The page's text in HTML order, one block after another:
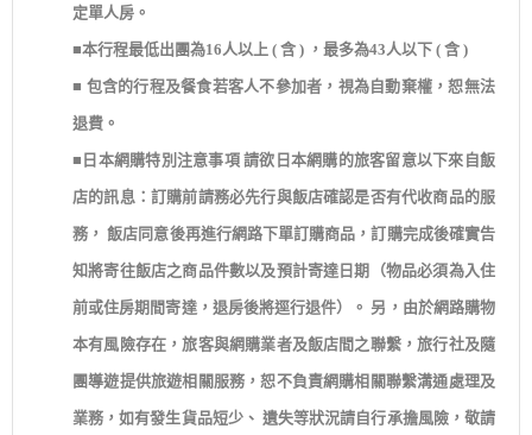
定單人房。
■本行程最低出團為16人以上 ( 含 ) ，最多為43人以下 ( 含 )
■ 包含的行程及餐食若客人不參加者，視為自動棄權，恕無法
退費。
■日本網購特別注意事項 請欲日本網購的旅客留意以下來自飯
店的訊息：訂購前請務必先行與飯店確認是否有代收商品的服
務， 飯店同意後再進行網路下單訂購商品，訂購完成後確實告
知將寄往飯店之商品件數以及預計寄達日期（物品必須為入住
前或住房期間寄達，退房後將逕行退件）。 另，由於網路購物
本有風險存在，旅客與網購業者及飯店間之聯繫，旅行社及隨
團導遊提供旅遊相關服務，恕不負責網購相關聯繫溝通處理及
業務，如有發生貨品短少、 遺失等狀況請自行承擔風險，敬請